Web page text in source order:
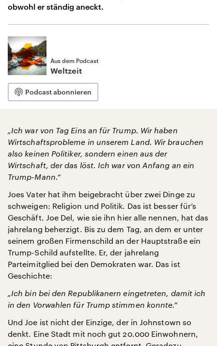
obwohl er ständig aneckt.
Aus dem Podcast
Weltzeit
Podcast abonnieren
„Ich war von Tag Eins an für Trump. Wir haben
Wirtschaftsprobleme in unserem Land. Wir brauchen
also keinen Politiker, sondern einen aus der
Wirtschaft, der das löst. Ich war von Anfang an ein
Trump-Mann.“
Joes Vater hat ihm beigebracht über zwei Dinge zu
schweigen: Religion und Politik. Das ist besser für’s
Geschäft. Joe Del, wie sie ihn hier alle nennen, hat das
jahrelang beherzigt. Bis zu dem Tag, an dem er unter
seinem großen Firmenschild an der Hauptstraße ein
Trump-Schild aufstellte. Er, der jahrelang
Parteimitglied bei den Demokraten war. Das ist
Geschichte:
„Ich bin bei den Republikanern eingetreten, damit ich
in den Vorwahlen für Trump stimmen konnte.“
Und Joe ist nicht der Einzige, der in Johnstown so
denkt. Eine Stadt mit noch gut 20.000 Einwohnern,